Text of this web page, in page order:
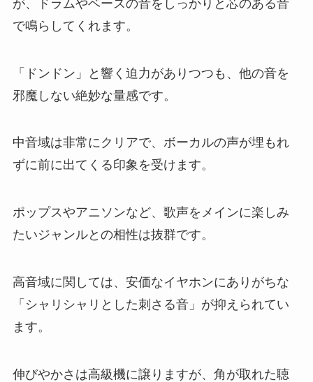
が、ドラムやベースの音をしっかりと芯のある音
で鳴らしてくれます。
「ドンドン」と響く迫力がありつつも、他の音を
邪魔しない絶妙な量感です。
中音域は非常にクリアで、ボーカルの声が埋もれ
ずに前に出てくる印象を受けます。
ポップスやアニソンなど、歌声をメインに楽しみ
たいジャンルとの相性は抜群です。
高音域に関しては、安価なイヤホンにありがちな
「シャリシャリとした刺さる音」が抑えられてい
ます。
伸びやかさは高級機に譲りますが、角が取れた聴